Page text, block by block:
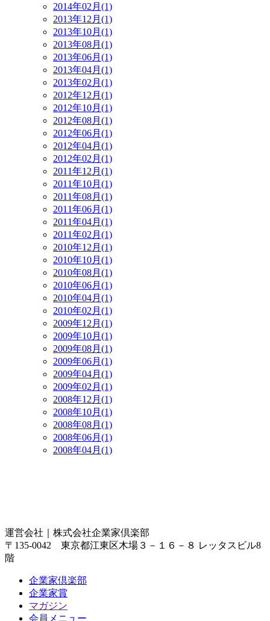
2014年02月(1)
2013年12月(1)
2013年10月(1)
2013年08月(1)
2013年06月(1)
2013年04月(1)
2013年02月(1)
2012年12月(1)
2012年10月(1)
2012年08月(1)
2012年06月(1)
2012年04月(1)
2012年02月(1)
2011年12月(1)
2011年10月(1)
2011年08月(1)
2011年06月(1)
2011年04月(1)
2011年02月(1)
2010年12月(1)
2010年10月(1)
2010年08月(1)
2010年06月(1)
2010年04月(1)
2010年02月(1)
2009年12月(1)
2009年10月(1)
2009年08月(1)
2009年06月(1)
2009年04月(1)
2009年02月(1)
2008年12月(1)
2008年10月(1)
2008年08月(1)
2008年06月(1)
2008年04月(1)
運営会社｜ 株式会社企業家倶楽部
〒135-0042 東京都江東区木場３－１６－８ レッタスビル8
階
企業家倶楽部
企業家賞
マガジン
会員メニュー